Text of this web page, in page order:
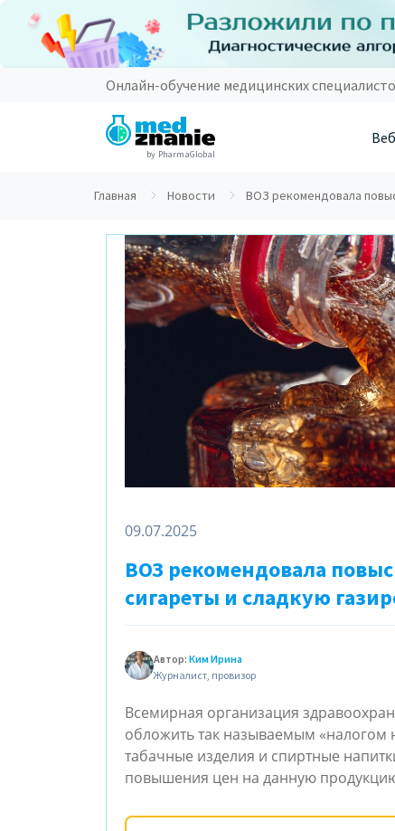
Онлайн-обучение медицинских
by PharmaGlobal
Главная Новости ВОЗ рекомендовала
09.07.2025
ВОЗ рекомендовала
сигареты и сладкую
Автор: Ким Ирина
Журналист, провизор
Всемирная организация
обложить так называемым «налогом
табачные изделия и спиртные
повышения цен на данную